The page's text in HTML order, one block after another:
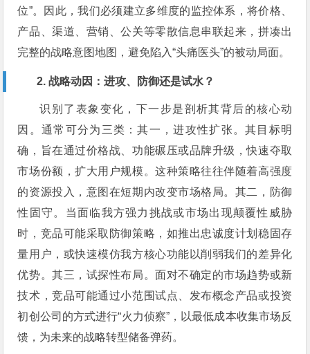
位”。因此，我们必须建立多维度的监控体系，将价格、
产品、渠道、营销、公关等零散信息串联起来，拼凑出
完整的战略意图地图，避免陷入“头痛医头”的被动局面。
2. 战略动因：进攻、防御还是试水？
识别了表象变化，下一步是剖析其背后的核心动
因。通常可分为三类：其一，进攻性扩张。其目标明
确，旨在通过价格战、功能碾压或品牌升级，快速夺取
市场份额，扩大用户规模。这种策略往往伴随着高强度
的资源投入，意图在短期内改变市场格局。其二，防御
性固守。当面临我方强力挑战或市场出现颠覆性威胁
时，竞品可能采取防御策略，如推出忠诚度计划稳固存
量用户，或快速模仿我方核心功能以削弱我们的差异化
优势。其三，试探性布局。面对不确定的市场趋势或新
技术，竞品可能通过小范围试点、发布概念产品或投资
初创公司的方式进行“火力侦察”，以最低成本收集市场反
馈，为未来的战略转型储备弹药。